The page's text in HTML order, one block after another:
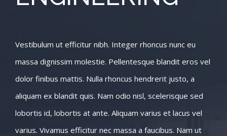
Vestibulum ut efficitur nibh. Integer rhoncus nunc eu
massa dignissim molestie. Pellentesque blandit eros vel
dolor finibus mattis. Nulla rhoncus hendrerit justo, a
aliquam ex blandit quis. Nam odio nisl, scelerisque sed
lobortis id, lobortis at ante. Aliquam varius et lacus vel
varius. Vivamus efficitur nec massa a faucibus. Nam ut